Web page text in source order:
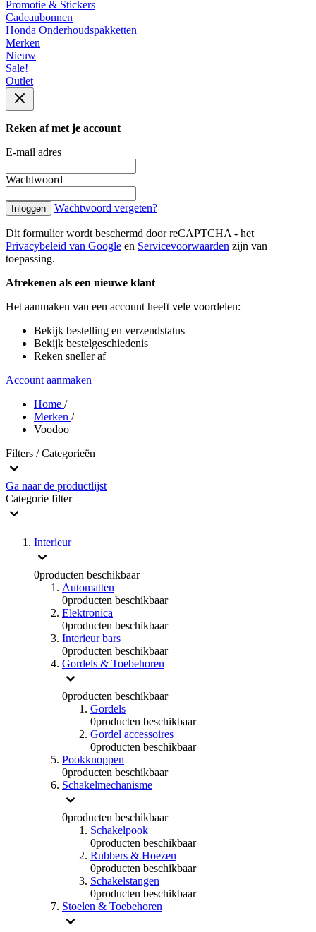
Promotie & Stickers
Cadeaubonnen
Honda Onderhoudspakketten
Merken
Nieuw
Sale!
Outlet
Reken af met je account
E-mail adres
Wachtwoord
Inloggen Wachtwoord vergeten?
Dit formulier wordt beschermd door reCAPTCHA - het
Privacybeleid van Google en Servicevoorwaarden zijn van
toepassing.
Afrekenen als een nieuwe klant
Het aanmaken van een account heeft vele voordelen:
Bekijk bestelling en verzendstatus
Bekijk bestelgeschiedenis
Reken sneller af
Account aanmaken
Home /
Merken /
Voodoo
Filters / Categorieën
Ga naar de productlijst
Categorie filter
Interieur
0producten beschikbaar
Automatten
0producten beschikbaar
Elektronica
0producten beschikbaar
Interieur bars
0producten beschikbaar
Gordels & Toebehoren
0producten beschikbaar
Gordels
0producten beschikbaar
Gordel accessoires
0producten beschikbaar
Pookknoppen
0producten beschikbaar
Schakelmechanisme
0producten beschikbaar
Schakelpook
0producten beschikbaar
Rubbers & Hoezen
0producten beschikbaar
Schakelstangen
0producten beschikbaar
Stoelen & Toebehoren